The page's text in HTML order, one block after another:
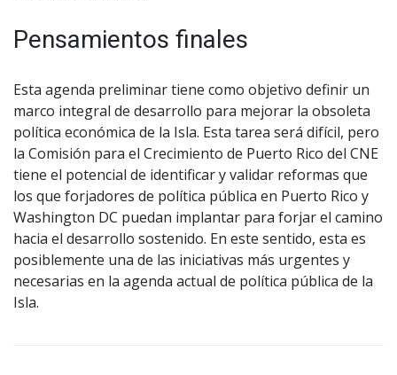
Pensamientos finales
Esta agenda preliminar tiene como objetivo definir un
marco integral de desarrollo para mejorar la obsoleta
política económica de la Isla. Esta tarea será difícil, pero
la Comisión para el Crecimiento de Puerto Rico del CNE
tiene el potencial de identificar y validar reformas que
los que forjadores de política pública en Puerto Rico y
Washington DC puedan implantar para forjar el camino
hacia el desarrollo sostenido. En este sentido, esta es
posiblemente una de las iniciativas más urgentes y
necesarias en la agenda actual de política pública de la
Isla.